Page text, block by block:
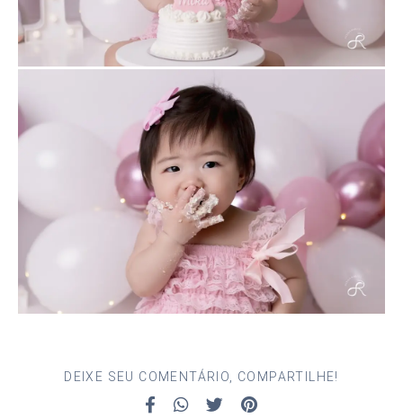
DEIXE SEU COMENTÁRIO, COMPARTILHE!